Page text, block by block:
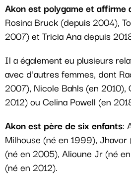
Akon est polygame et affirme
Rosina Bruck (depuis 2004),
2007) et Tricia Ana depuis
Il a également eu plusieurs
avec d’autres femmes, dont
2007), Nicole Bahls (en 2010),
2012) ou Celina Powell (en
Akon est père de six enfants:
Milhouse (né en 1999), Jhavor
(né en 2005), Alioune Jr (né
(né en 2012).